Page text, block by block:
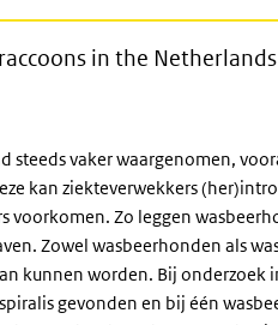
dogs and
in the Netherlands
steeds vaker waargenomen,
kan ziekteverwekkers
voorkomen. Zo leggen
Zowel wasbeerhonden als
kunnen worden. Bij
gevonden en bij één